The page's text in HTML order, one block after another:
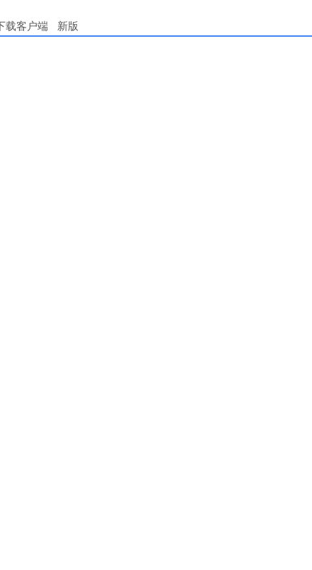
载客户端 新版